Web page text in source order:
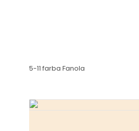
5-11 farba Fanola